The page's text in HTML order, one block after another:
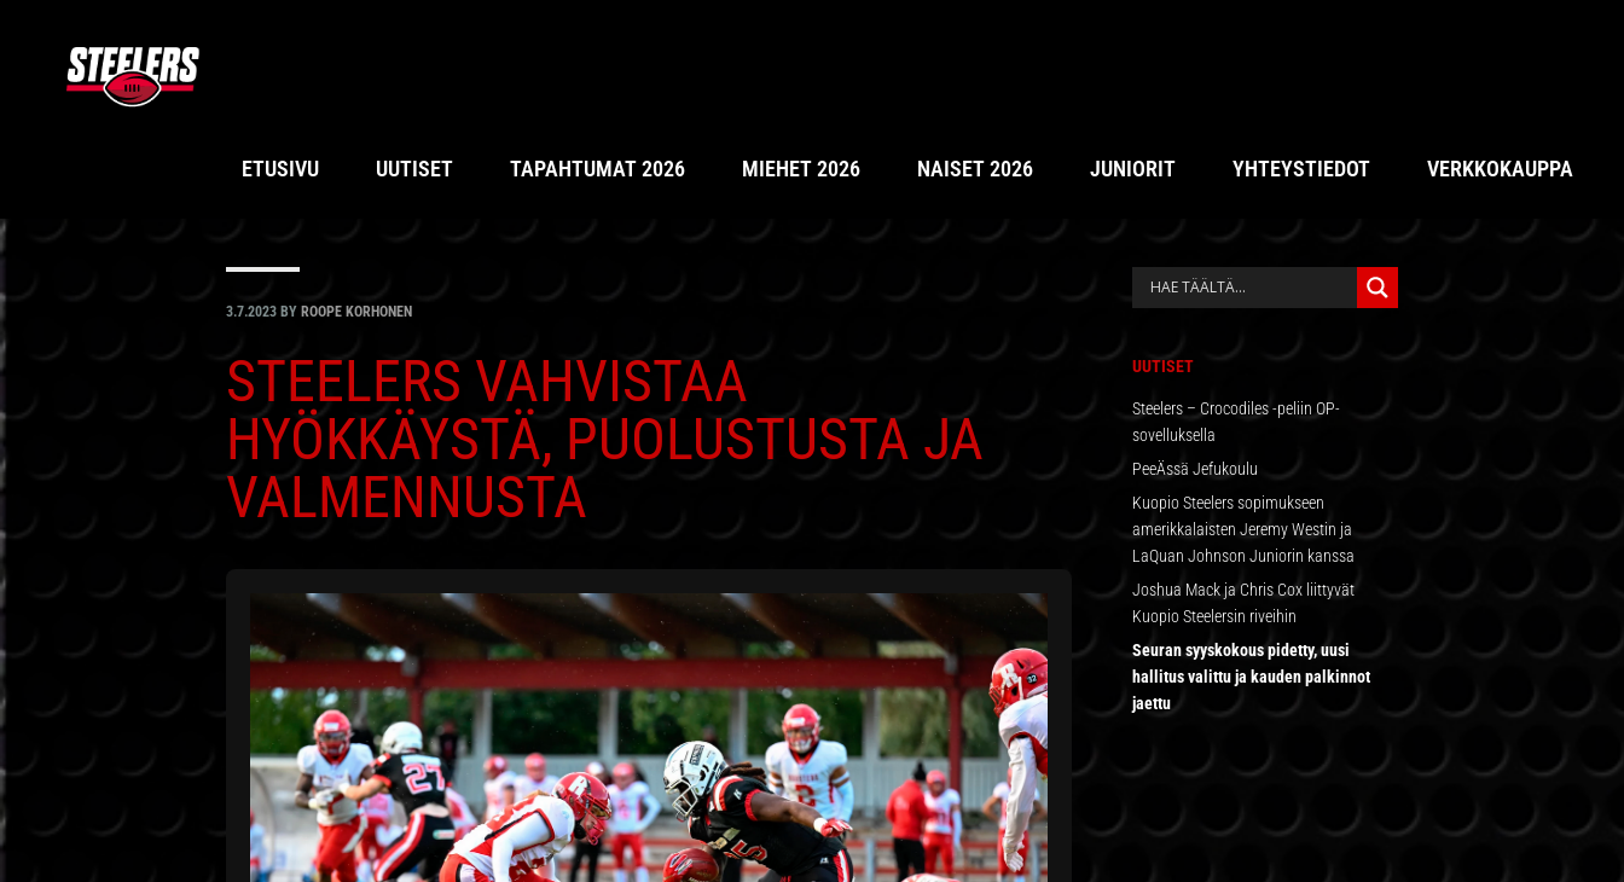
ensisijaiseen
valikkoon
pääsisältöön
ensisijaiseen
sivupalkkiin
alatunnisteeseen
ETUSIVU UUTISET TAPAHTUMAT 2026 MIEHET 2026 NAISET 2026 JUNIORIT YHTEYSTIEDOT VERKKOKAUPPA
3.7.2023 BY ROOPE KORHONEN
STEELERS VAHVISTAA
HYÖKKÄYSTÄ, PUOLUSTUSTA JA
VALMENNUSTA
ENSISIJAINEN
UUTISET
Steelers – Crocodiles -peliin OP-
sovelluksella
PeeÄssä Jefukoulu
Kuopio Steelers sopimukseen
amerikkalaisten Jeremy Westin ja
LaQuan Johnson Juniorin kanssa
Joshua Mack ja Chris Cox liittyvät
Kuopio Steelersin riveihin
Seuran syyskokous pidetty, uusi
hallitus valittu ja kauden palkinnot
jaettu